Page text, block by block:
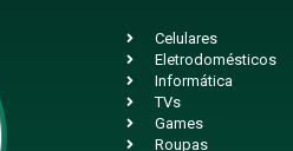
Celulares
Eletrodomésticos
Informática
TVs
Games
Roupas